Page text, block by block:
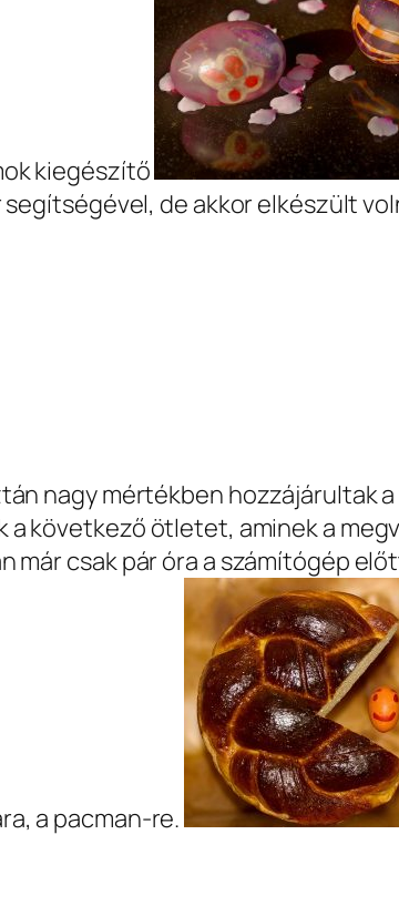
kiegészítő
de akkor elkészült
nagy mértékben hozzájárultak
következő ötletet, aminek a
csak pár óra a számítógép
a pacman-re.